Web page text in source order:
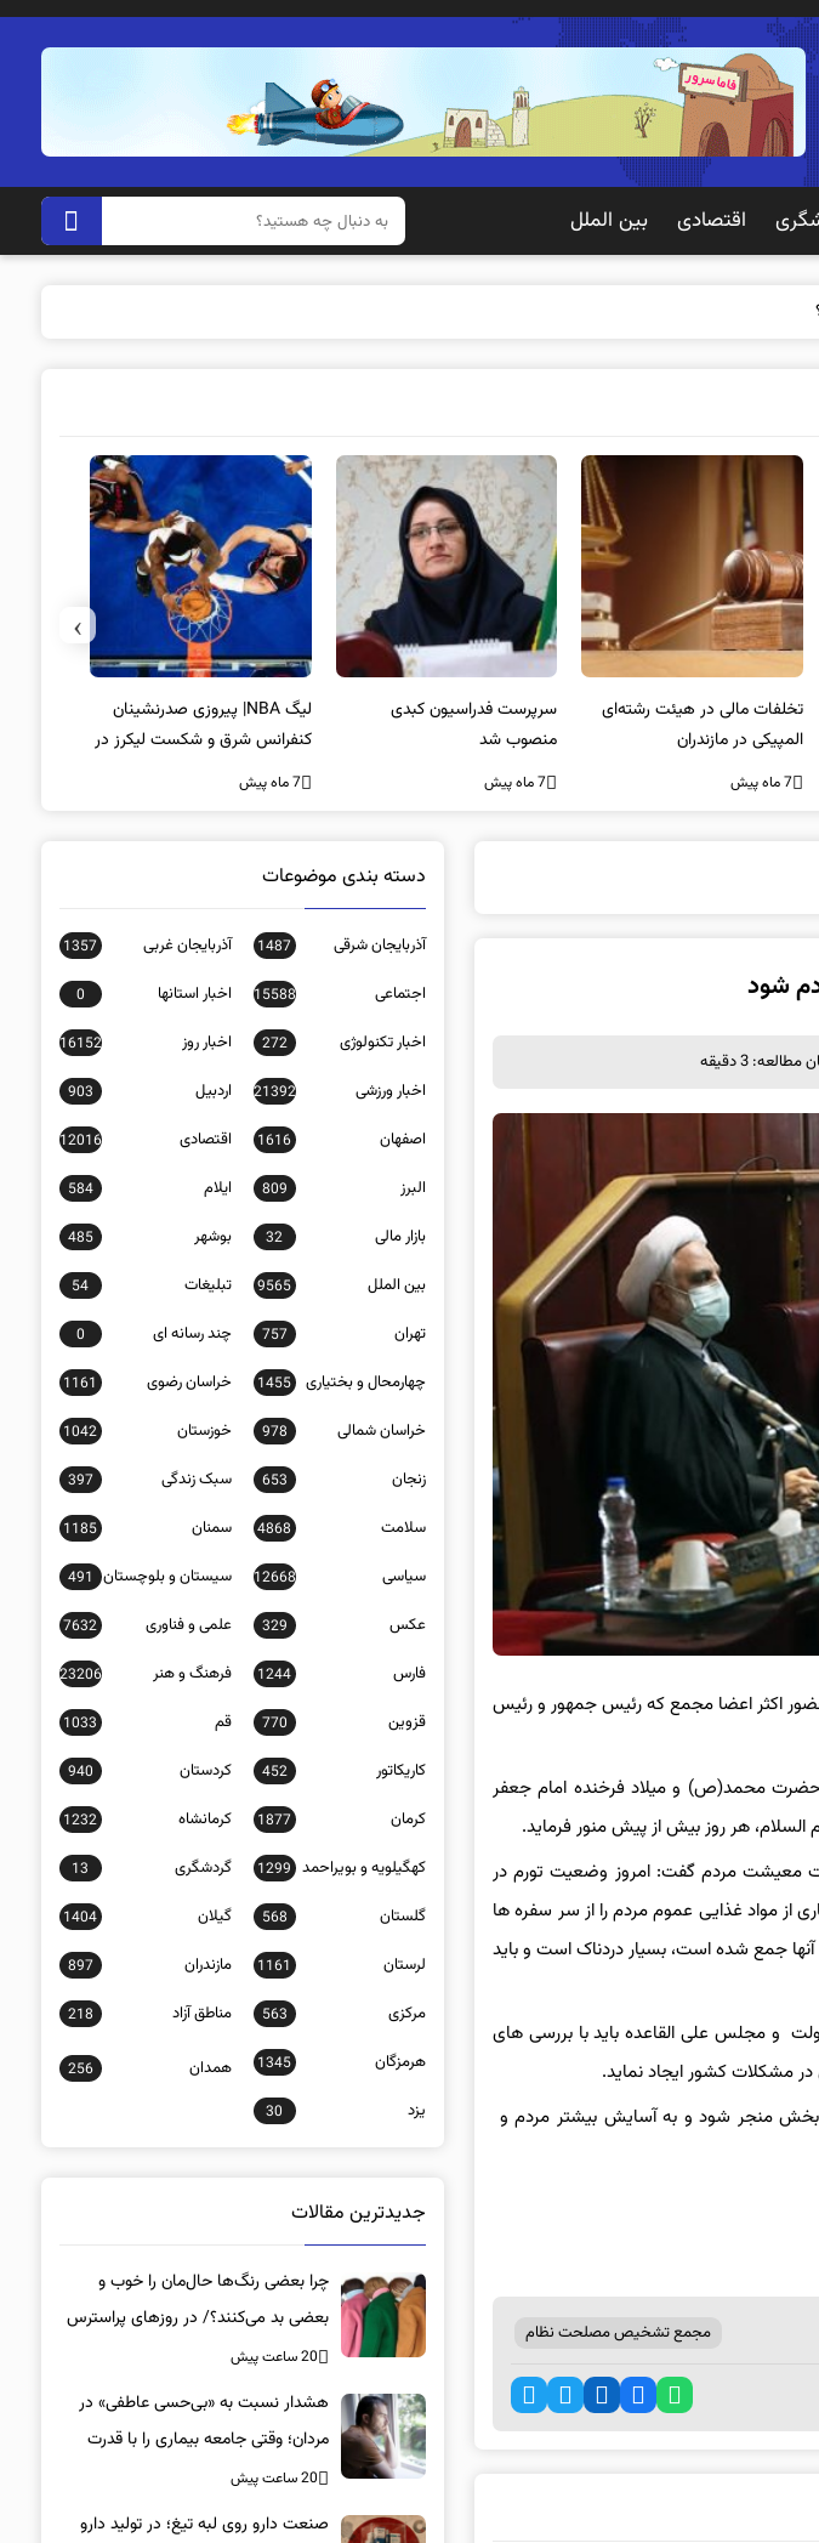
اقتصادی بین الملل
سرپرست فدراسیون کبدی
منصوب شد
7 ماه پیش
لیگ NBA| پیروزی صدرنشینان
کنفرانس شرق و شکست لیکرز در
غیاب جیمز
7 ماه پیش
خط و نشان مک‌گرگور برای میودر
›
شود
مطالعه: 3 دقیقه
اکثر اعضا مجمع که رئیس جمهور و رئیس
حضرت محمد(ص) و میلاد فرخنده امام جعفر
هر روز بیش از پیش منور فرماید.
معیشت مردم گفت: امروز وضعیت تورم در
مواد غذایی عموم مردم را از سر سفره ها
جمع شده است، بسیار دردناک است و باید
و مجلس علی القاعده باید با بررسی های
مشکلات کشور ایجاد نماید.
بخش منجر شود و به آسایش بیشتر مردم و
مجمع تشخیص مصلحت نظام
دسته بندی موضوعات
آذربایجان شرقی 1487 آذربایجان غربی 1357
اجتماعی 15588 اخبار استانها 0
اخبار تکنولوژی 272 اخبار روز 16152
اخبار ورزشی 21392 اردبیل 903
اصفهان 1616 اقتصادی 12016
البرز 809 ایلام 584
بازار مالی 32 بوشهر 485
بین الملل 9565 تبلیغات 54
تهران 757 چند رسانه ای 0
چهارمحال و بختیاری 1455 خراسان رضوی 1161
خراسان شمالی 978 خوزستان 1042
زنجان 653 سبک زندگی 397
سلامت 4868 سمنان 1185
سیاسی 12668 سیستان و بلوچستان 491
عکس 329 علمی و فناوری 7632
فارس 1244 فرهنگ و هنر 23206
قزوین 770 قم 1033
کاریکاتور 452 کردستان 940
کرمان 1877 کرمانشاه 1232
کهگیلویه و بویراحمد 1299 گردشگری 13
گلستان 568 گیلان 1404
لرستان 1161 مازندران 897
مرکزی 563 مناطق آزاد 218
هرمزگان 1345 همدان 256
یزد 30
جدیدترین مقالات
چرا بعضی رنگ‌ها حال‌مان را خوب و
بعضی بد می‌کنند؟/ در روزهای پراسترس
این رنگ‌ها را بپوشید
20 ساعت پیش
هشدار نسبت به «بی‌حسی عاطفی» در
مردان؛ وقتی جامعه بیماری را با قدرت
اشتباه می‌گیرد
20 ساعت پیش
صنعت دارو روی لبه تیغ؛ در تولید دارو